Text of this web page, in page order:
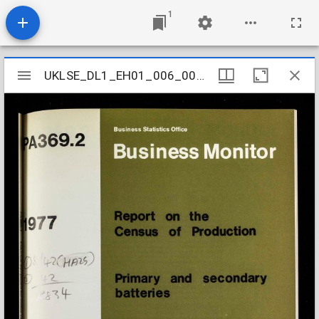
1
Mirador
viewer
UKLSE_DL1_EH01_006_007_0081
UKLSE_DL1_EH01_006_007_0081